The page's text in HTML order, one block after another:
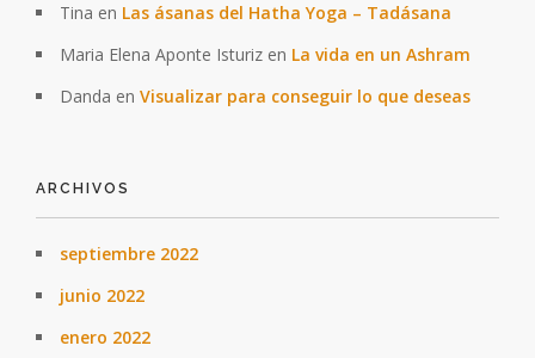
Tina en Las ásanas del Hatha Yoga – Tadásana
Maria Elena Aponte Isturiz en La vida en un Ashram
Danda en Visualizar para conseguir lo que deseas
ARCHIVOS
septiembre 2022
junio 2022
enero 2022